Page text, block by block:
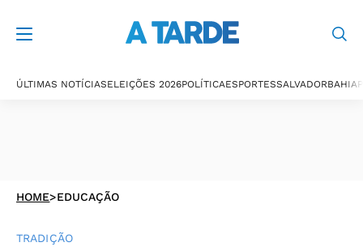
ÚLTIMAS NOTÍCIASELEIÇÕES 2026POLÍTICAESPORTESSALVADORBAHIA
HOME>EDUCAÇÃO
TRADIÇÃO